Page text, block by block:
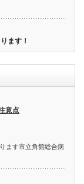
ます！
意点
ます市立角館総合病